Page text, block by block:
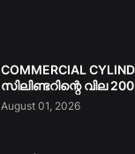
COMMERCIAL
സിലിണ്ടറിന്റെ വില
August 01, 2026